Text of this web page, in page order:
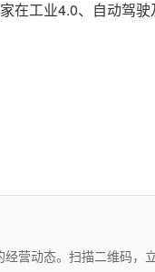
工业4.0、自动驾
营动态。扫描二维码，立